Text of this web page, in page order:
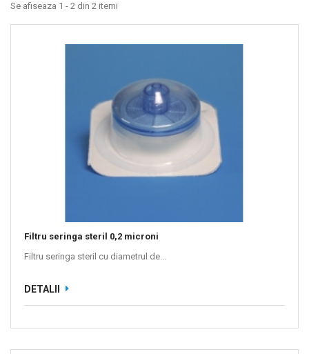
Se afiseaza 1 - 2 din 2 itemi
Filtru seringa steril 0,2 microni
Filtru seringa steril cu diametrul de...
DETALII